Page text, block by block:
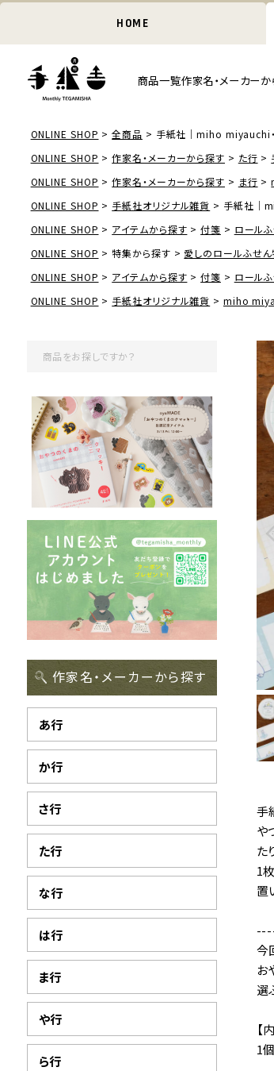
HOME
商品一覧作家名・メーカー
ONLINE SHOP 全商品
手紙社｜miho miyauchi・
ONLINE SHOP
作家名・メーカーから探す た行
ONLINE SHOP
作家名・メーカーから探す ま行
ONLINE SHOP
手紙社オリジナル雑貨
手紙社｜
ONLINE SHOP
アイテムから探す 付箋 ロール
ONLINE SHOP
特集から探す 愛しのロールふせん
ONLINE SHOP
アイテムから探す 付箋 ロール
ONLINE SHOP
手紙社オリジナル雑貨 miho
作家名・メーカーから探す
あ行
か行
さ行
た行
な行
は行
ま行
や行
ら行
手
や
た
1
置
今
お
選
【
1